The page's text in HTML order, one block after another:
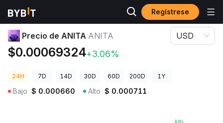
Regístrese
Precios de Criptomonedas Precio de ANITA ANITA
Precio de ANITA ANITA
$0.00069324+3.06%
USD
24H 7D 14D 30D 60D 200D 1Y
Bajo $ 0.000660 Alto $ 0.000711